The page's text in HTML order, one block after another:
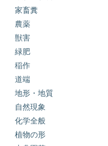
家畜糞
農薬
獣害
緑肥
稲作
道端
地形・地質
自然現象
化学全般
植物の形